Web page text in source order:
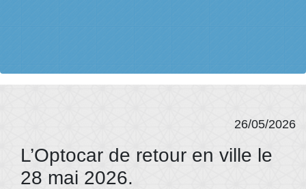
26/05/2026
L’Optocar de retour en ville le
28 mai 2026.